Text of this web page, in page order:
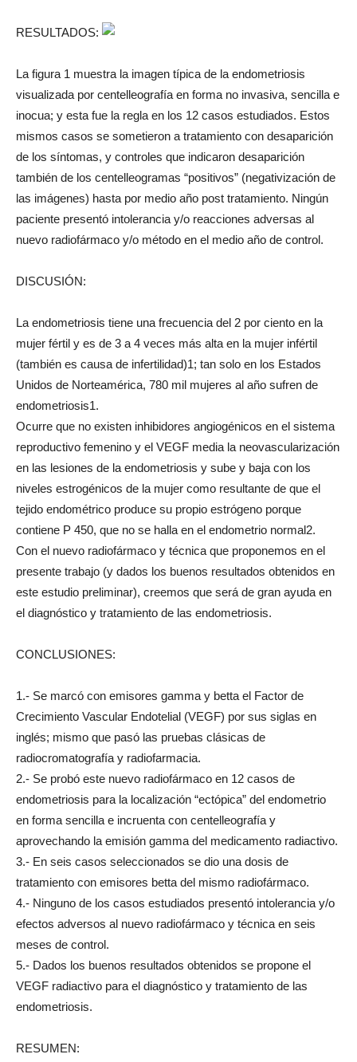
RESULTADOS:
La figura 1 muestra la imagen típica de la endometriosis
visualizada por centelleografía en forma no invasiva, sencilla e
inocua; y esta fue la regla en los 12 casos estudiados. Estos
mismos casos se sometieron a tratamiento con desaparición
de los síntomas, y controles que indicaron desaparición
también de los centelleogramas “positivos” (negativización de
las imágenes) hasta por medio año post tratamiento. Ningún
paciente presentó intolerancia y/o reacciones adversas al
nuevo radiofármaco y/o método en el medio año de control.
DISCUSIÓN:
La endometriosis tiene una frecuencia del 2 por ciento en la
mujer fértil y es de 3 a 4 veces más alta en la mujer infértil
(también es causa de infertilidad)1; tan solo en los Estados
Unidos de Norteamérica, 780 mil mujeres al año sufren de
endometriosis1.
Ocurre que no existen inhibidores angiogénicos en el sistema
reproductivo femenino y el VEGF media la neovascularización
en las lesiones de la endometriosis y sube y baja con los
niveles estrogénicos de la mujer como resultante de que el
tejido endométrico produce su propio estrógeno porque
contiene P 450, que no se halla en el endometrio normal2.
Con el nuevo radiofármaco y técnica que proponemos en el
presente trabajo (y dados los buenos resultados obtenidos en
este estudio preliminar), creemos que será de gran ayuda en
el diagnóstico y tratamiento de las endometriosis.
CONCLUSIONES:
1.- Se marcó con emisores gamma y betta el Factor de
Crecimiento Vascular Endotelial (VEGF) por sus siglas en
inglés; mismo que pasó las pruebas clásicas de
radiocromatografía y radiofarmacia.
2.- Se probó este nuevo radiofármaco en 12 casos de
endometriosis para la localización “ectópica” del endometrio
en forma sencilla e incruenta con centelleografía y
aprovechando la emisión gamma del medicamento radiactivo.
3.- En seis casos seleccionados se dio una dosis de
tratamiento con emisores betta del mismo radiofármaco.
4.- Ninguno de los casos estudiados presentó intolerancia y/o
efectos adversos al nuevo radiofármaco y técnica en seis
meses de control.
5.- Dados los buenos resultados obtenidos se propone el
VEGF radiactivo para el diagnóstico y tratamiento de las
endometriosis.
RESUMEN: